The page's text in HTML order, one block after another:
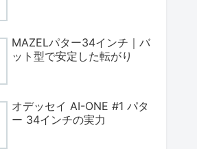
MAZELパター34インチ｜バ
ット型で安定した転がり
オデッセイ AI-ONE #1 パタ
ー 34インチの実力